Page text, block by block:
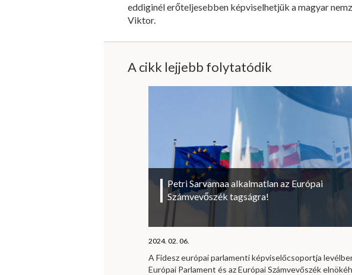
eddiginél erőteljesebben képviselhetjük a magyar
Viktor.
A cikk lejjebb folytatódik
Petri Sarvamaa alkalmatlan az Európai
Számvevőszék tagságra!
2024. 02. 06.
A Fidesz európai parlamenti képviselőcsoportja
Európai Parlament és az Európai Számvevőszék